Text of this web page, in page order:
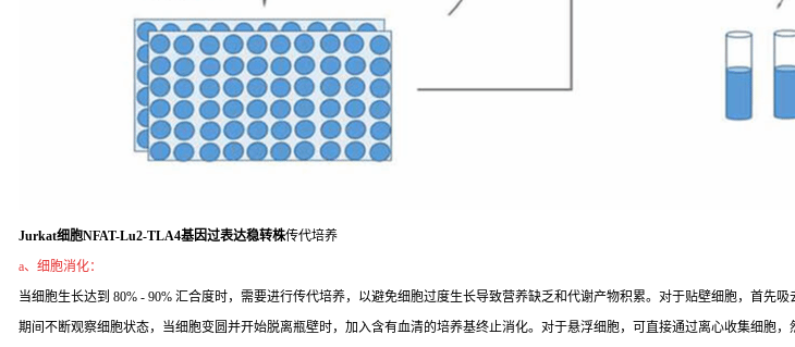
Jurkat细胞NFAT-Lu2-TLA4基因过表达稳转株传代培养
a、细胞消化：
当细胞生长达到 80% - 90% 汇合度时，需要进行传代培养，以避免细胞过度生长导致营养缺乏和代谢产物积累。对于贴壁细胞，首先
期间不断观察细胞状态，当细胞变圆并开始脱离瓶壁时，加入含有血清的培养基终止消化。对于悬浮细胞，可直接通过离心收集细胞，